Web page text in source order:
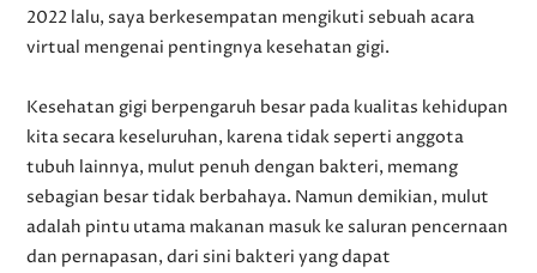
2022 lalu, saya berkesempatan mengikuti sebuah acara
virtual mengenai pentingnya kesehatan gigi.
Kesehatan gigi berpengaruh besar pada kualitas kehidupan
kita secara keseluruhan, karena tidak seperti anggota
tubuh lainnya, mulut penuh dengan bakteri, memang
sebagian besar tidak berbahaya. Namun demikian, mulut
adalah pintu utama makanan masuk ke saluran pencernaan
dan pernapasan, dari sini bakteri yang dapat